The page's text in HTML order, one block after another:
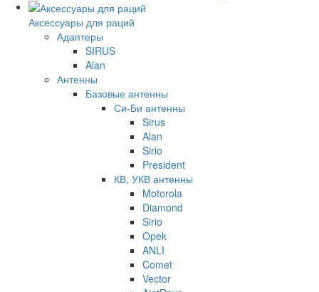
Аксессуары для раций
Адаптеры
SIRUS
Alan
Антенны
Базовые антенны
Си-Би антенны
Sirus
Alan
Sirio
President
КВ, УКВ антенны
Motorola
Diamond
Sirio
Opek
ANLI
Comet
Vector